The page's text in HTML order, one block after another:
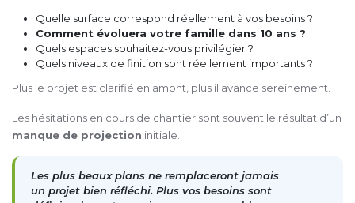
Quelle surface correspond réellement à vos besoins ?
Comment évoluera votre famille dans 10 ans ?
Quels espaces souhaitez-vous privilégier ?
Quels niveaux de finition sont réellement importants ?
Plus le projet est clarifié en amont, plus il avance sereinement.
Les hésitations en cours de chantier sont souvent le résultat d’un
manque de projection initiale.
Les plus beaux plans ne remplaceront jamais
un projet bien réfléchi. Plus vos besoins sont